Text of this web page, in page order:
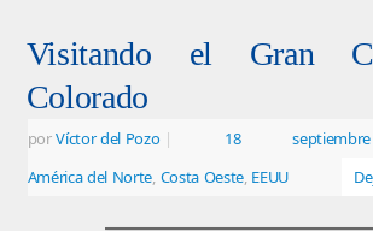
Visitando el Gran
Colorado
porVíctor del Pozo | 18
América del Norte, Costa Oeste, EEUU